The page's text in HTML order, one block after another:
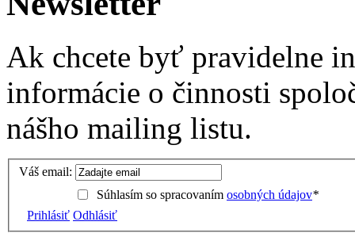
Ak chcete byť pravidelne
informácie o činnosti
nášho mailing listu.
Váš email:
Súhlasím so spracovaním osobných údajov*
Prihlásiť Odhlásiť